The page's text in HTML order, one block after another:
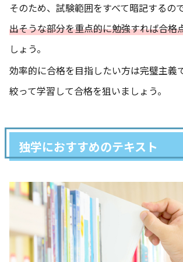
そのため、試験範囲をすべて暗記するの
出そうな部分を重点的に勉強すれば合格
しょう。
効率的に合格を目指したい方は完璧主義
絞って学習して合格を狙いましょう。
独学におすすめのテキスト